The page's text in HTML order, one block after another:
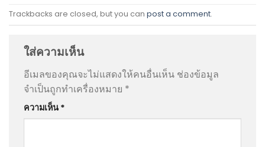
Trackbacks are closed, but you can post a comment.
ใส่ความเห็น
อีเมลของคุณจะไม่แสดงให้คนอื่นเห็น ช่องข้อมูล
จำเป็นถูกทำเครื่องหมาย *
ความเห็น *